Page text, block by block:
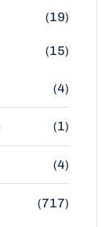
(19)
(15)
(4)
(1)
(4)
(717)